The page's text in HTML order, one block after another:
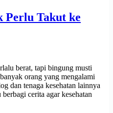
Perlu Takut ke
berat, tapi bingung musti
orang yang mengalami
dan tenaga kesehatan lainnya
cerita agar kesehatan